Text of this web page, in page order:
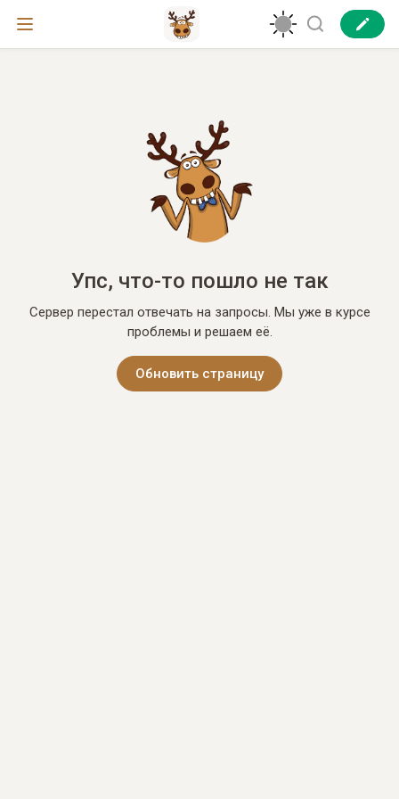
Упс, что-то пошло не так
Сервер перестал отвечать на запросы. Мы уже в курсе
проблемы и решаем её.
Обновить страницу